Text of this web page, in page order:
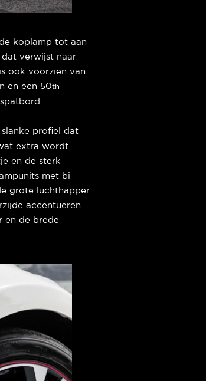
koplamp tot aan
verwijst naar
ook voorzien van
en een 50th
profiel dat
extra wordt
en de sterk
met bi-
grote luchthapper
accentueren
en de brede